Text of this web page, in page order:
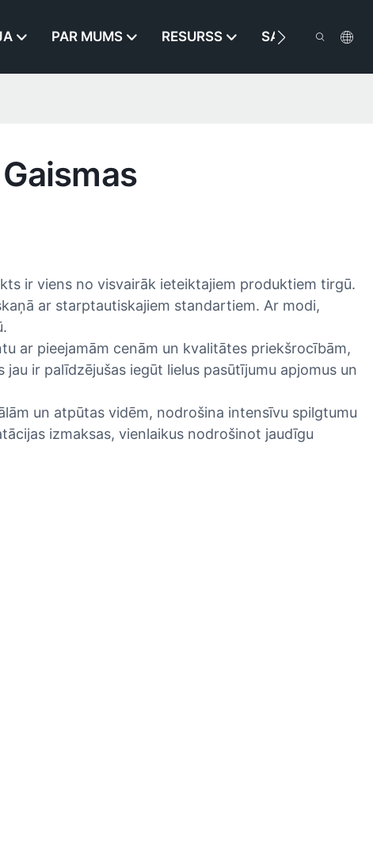
PAR MUMS RESURSS SAZINIETIES AR
ir viens no visvairāk ieteiktajiem produktiem tirgū.
ar starptautiskajiem standartiem. Ar modi,
ar pieejamām cenām un kvalitātes priekšrocībām,
ir palīdzējušas iegūt lielus pasūtījumu apjomus un
un atpūtas vidēm, nodrošina intensīvu spilgtumu
izmaksas, vienlaikus nodrošinot jaudīgu